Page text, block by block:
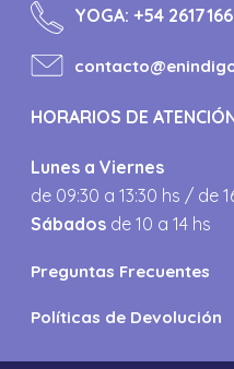
YOGA:+54
HORARIOS DE
Lunes a Viernes
de 09:30 a 13:30 hs / de
Sábados de 10 a 14 hs
Preguntas Frecuentes
Políticas de Devolución